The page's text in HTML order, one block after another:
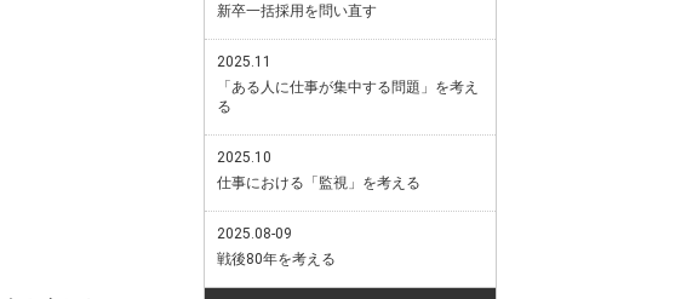
新卒一括採用を問い直す
2025.11
「ある人に仕事が集中する問題」を考え
る
2025.10
仕事における「監視」を考える
2025.08-09
戦後80年を考える